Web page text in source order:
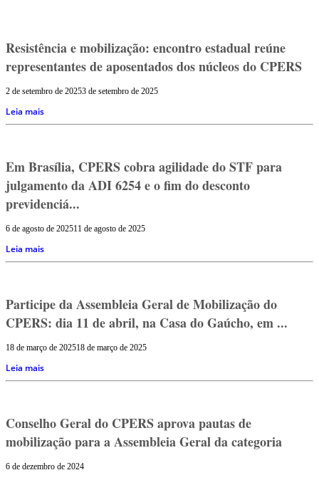
Resistência e mobilização: encontro estadual reúne
representantes de aposentados dos núcleos do CPERS
2 de setembro de 20253 de setembro de 2025
Leia mais
Em Brasília, CPERS cobra agilidade do STF para
julgamento da ADI 6254 e o fim do desconto
previdenciá...
6 de agosto de 202511 de agosto de 2025
Leia mais
Participe da Assembleia Geral de Mobilização do
CPERS: dia 11 de abril, na Casa do Gaúcho, em ...
18 de março de 202518 de março de 2025
Leia mais
Conselho Geral do CPERS aprova pautas de
mobilização para a Assembleia Geral da categoria
6 de dezembro de 2024